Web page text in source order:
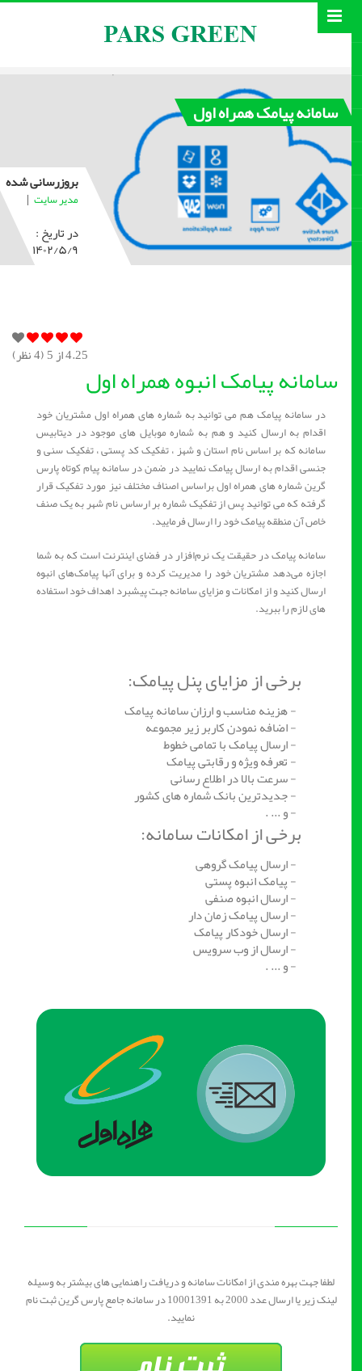
سامانه پیامک همراه اول
بروزرسانی شده
مدیر سایت |
در تاریخ :
۱۴۰۲/۵/۹
4.25از 5 ( 4نظر)
سامانه پیامک انبوه همراه اول
در سامانه پیامک هم می توانید به شماره های همراه اول مشتریان خود
اقدام به ارسال کنید و هم به شماره موبایل های موجود در دیتابیس
سامانه که بر اساس نام استان و شهز ، تفکیک کد پستی ، تفکیک سنی و
جنسی اقدام به ارسال پیامک نمایید در ضمن در سامانه پیام کوتاه پارس
گرین شماره های همراه اول براساس اصناف مختلف نیز مورد تفکیک قرار
گرفته که می توانید پس از تفکیک شماره بر ارساس نام شهر به یک صنف
خاص آن منطقه پیامک خود را ارسال فرمایید.
سامانه پیامک در حقیقت یک نرم‌افزار در فضای اینترنت است که به شما
اجازه می‌دهد مشتریان خود را مدیریت کرده و برای آنها پیامک‌های انبوه
ارسال کنید و از امکانات و مزایای سامانه جهت پیشبرد اهداف خود استفاده
های لازم را ببرید.
برخی از مزایای پنل پیامک:
- هزینه مناسب و ارزان سامانه پیامک
- اضافه نمودن کاربر زیر مجموعه
- ارسال پیامک با تمامی خطوط
- تعرفه ویژه و رقابتی پیامک
- سرعت بالا در اطلاع رسانی
- جدیدترین بانک شماره های کشور
- و ... .
برخی از امکانات سامانه:
- ارسال پیامک گروهی
- پیامک انبوه پستی
- ارسال انبوه صنفی
- ارسال پیامک زمان دار
- ارسال خودکار پیامک
- ارسال از وب سرویس
- و ... .
لطفا جهت بهره مندی از امکانات سامانه و دریافت راهنمایی های بیشتر به وسیله
لینک زیر یا ارسال عدد 2000 به 10001391 در سامانه جامع پارس گرین ثبت نام
نمایید.